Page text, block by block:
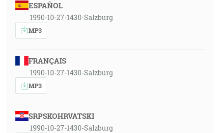
ESPAÑOL
1990-10-27-1430-Salzburg
MP3
FRANÇAIS
1990-10-27-1430-Salzburg
MP3
SRPSKOHRVATSKI
1990-10-27-1430-Salzburg